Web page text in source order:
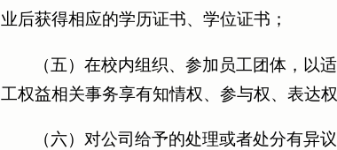
业后获得相应的学历证书、学位证书；
（五）在校内组织、参加员工团体，以
工权益相关事务享有知情权、参与权、表达
（六）对公司给予的处理或者处分有异